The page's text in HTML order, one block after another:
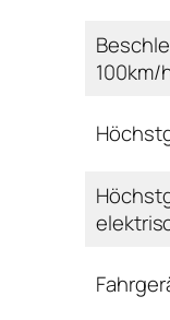
100km/